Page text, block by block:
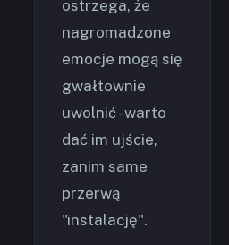
ostrzega, że
nagromadzone
emocje mogą się
gwałtownie
uwolnić - warto
dać im ujście,
zanim same
przerwą
"instalację".